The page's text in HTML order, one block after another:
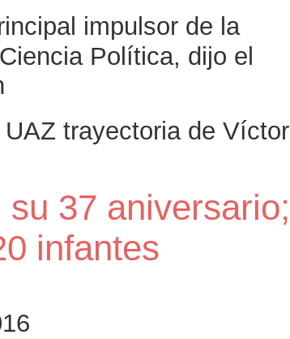
impulsor de la
Política, dijo el
trayectoria de Víctor
37 aniversario;
infantes